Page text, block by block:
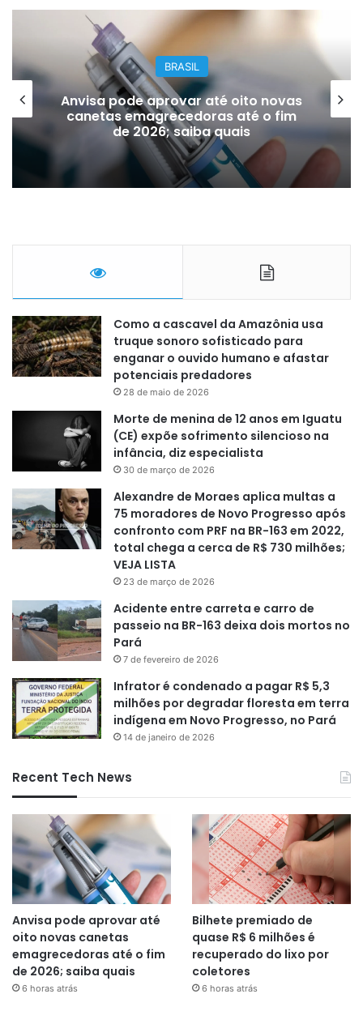
BRASIL
Anvisa pode aprovar até oito novas
canetas emagrecedoras até o fim
de 2026; saiba quais
Como a cascavel da Amazônia usa
truque sonoro sofisticado para
enganar o ouvido humano e afastar
potenciais predadores
28 de maio de 2026
Morte de menina de 12 anos em Iguatu
(CE) expõe sofrimento silencioso na
infância, diz especialista
30 de março de 2026
Alexandre de Moraes aplica multas a
75 moradores de Novo Progresso após
confronto com PRF na BR-163 em 2022,
total chega a cerca de R$ 730 milhões;
VEJA LISTA
23 de março de 2026
Acidente entre carreta e carro de
passeio na BR-163 deixa dois mortos no
Pará
7 de fevereiro de 2026
Infrator é condenado a pagar R$ 5,3
milhões por degradar floresta em terra
indígena em Novo Progresso, no Pará
14 de janeiro de 2026
Recent Tech News
Anvisa pode aprovar até
oito novas canetas
emagrecedoras até o fim
de 2026; saiba quais
6 horas atrás
Bilhete premiado de
quase R$ 6 milhões é
recuperado do lixo por
coletores
6 horas atrás